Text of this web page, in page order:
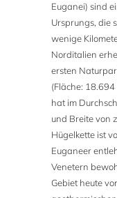
Euganei) sind
Ursprungs, die
wenige
Norditalien
ersten
(Fläche:
hat im
und Breite von
Hügelkette ist
Euganeer
Venetern
Gebiet heute